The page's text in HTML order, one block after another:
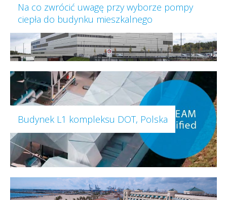
Na co zwrócić uwagę przy wyborze pompy
ciepła do budynku mieszkalnego
Budynek L1 kompleksu DOT, Polska